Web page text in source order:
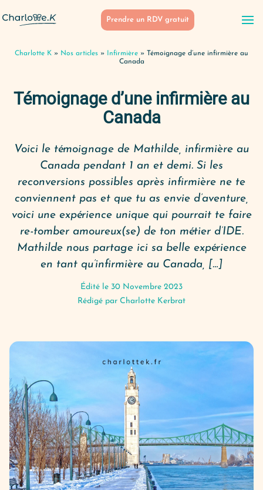
Prendre un RDV gratuit
Charlotte K » Nos articles » Infirmière » Témoignage d’une infirmière au
Canada
Témoignage d’une infirmière au
Canada
Voici le témoignage de Mathilde, infirmière au
Canada pendant 1 an et demi. Si les
reconversions possibles après infirmière ne te
conviennent pas et que tu as envie d’aventure,
voici une expérience unique qui pourrait te faire
re-tomber amoureux(se) de ton métier d’IDE.
Mathilde nous partage ici sa belle expérience
en tant qu’infirmière au Canada, […]
Édité le 30 Novembre 2023
Rédigé par Charlotte Kerbrat